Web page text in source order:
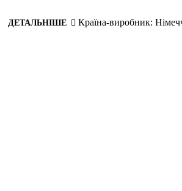
ДЕТАЛЬНІШЕ Країна-виробник: